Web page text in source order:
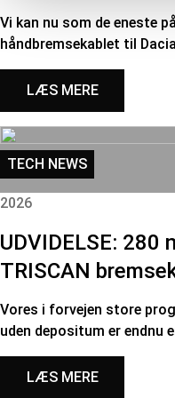
Vi kan nu som de eneste
håndbremsekablet til
LÆS MERE
TECH NEWS
2026
UDVIDELSE: 280
TRISCAN
Vores i forvejen store
uden depositum er endnu
LÆS MERE